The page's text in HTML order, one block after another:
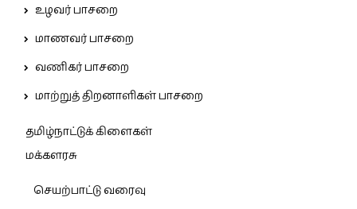
உழவர் பாசறை
மாணவர் பாசறை
வணிகர் பாசறை
மாற்றுத் திறனாளிகள் பாசறை
தமிழ்நாட்டுக் கிளைகள்
மக்களரசு
செயற்பாட்டு வரைவு